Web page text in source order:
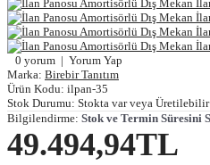
0 yorum | Yorum Yap
Marka: Birebir Tanıtım
Ürün Kodu: ilpan-35
Stok Durumu: Stokta var veya Üretilebilir
Bilgilendirme: Stok ve Termin Süresini
49.494,94TL